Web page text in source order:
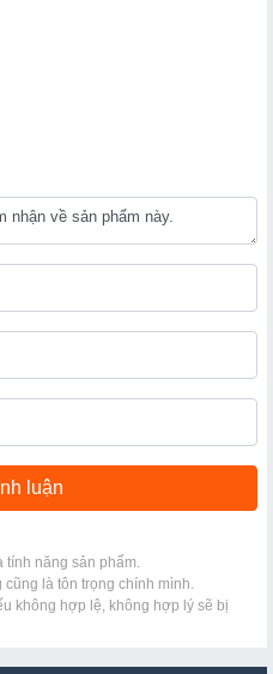
tính năng sản phẩm.
là tôn trọng chính mình.
không hợp lệ, không hợp lý sẽ bị